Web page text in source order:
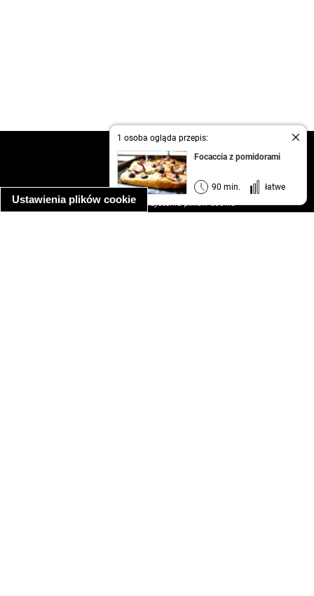
Ustawienia plików cookie
1 osoba ogląda przepis:
Focaccia z pomidorami
90 min. łatwe
kontakt
regulamin
informacja o prywatności
informacja o wykorzystaniu plików cookie